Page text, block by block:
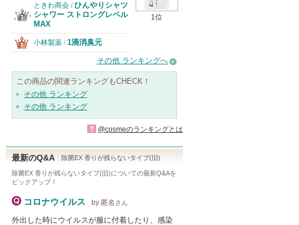
1位
ときわ商会 / ひんやりシャツ
シャワー ストロングレベル
MAX
小林製薬 / 1滴消臭元
その他 ランキングへ
この商品の関連ランキングもCHECK！
その他 ランキング
その他 ランキング
? @cosmeのランキングとは
最新のQ&A 除菌EX 香りが残らないタイプ(旧)
除菌EX 香りが残らないタイプ(旧)についての最新Q&Aを
ピックアップ！
コロナウイルス by 匿名 さん
外出した時にウイルスが服に付着したり、感染